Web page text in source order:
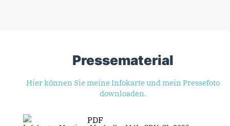
Pressematerial
Hier können Sie meine Infokarte und mein Pressefoto
downloaden.
PDF